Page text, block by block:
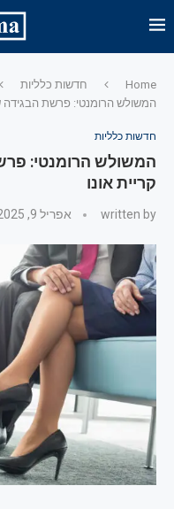
Home
חדשות כלליות
המשולש הרומנטי: פרשת הבגידה
חדשות כלליות
המשולש הרומנטי:
קריית אונו
written by אפריל 9, 2025